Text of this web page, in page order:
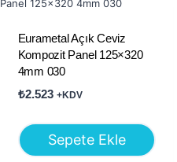
Eurametal Açık Ceviz
Kompozit Panel 125×320
4mm 030
₺2.523 +KDV
Sepete Ekle